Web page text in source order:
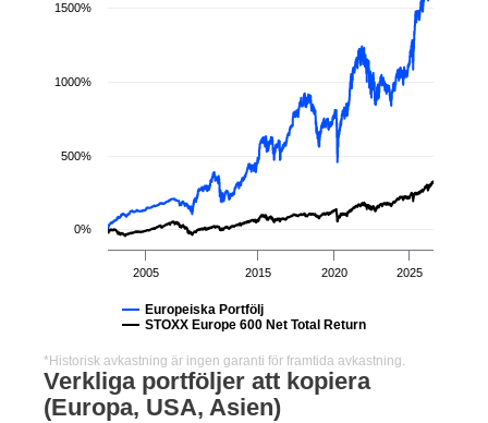
Verkliga portföljer att kopiera
(Europa, USA, Asien)
Europeiska Portfölj
STOXX Europe 600 Net Total Return
2005 2015 2020 2025
0%
500%
1000%
1500%
*Historisk avkastning är ingen garanti för framtida avkastning.